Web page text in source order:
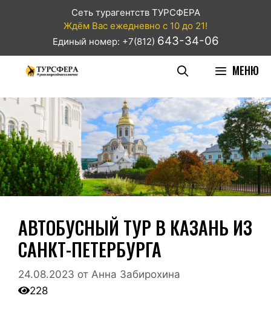
Сеть турагентств ТУРСФЕРА
Ждём Вас ежедневно с 10 до 21!
Единый номер: +7(812) 643-34-06
МЕНЮ
АВТОБУСНЫЙ ТУР В КАЗАНЬ ИЗ
САНКТ-ПЕТЕРБУРГА
24.08.2023 от Анна Забирохина
228